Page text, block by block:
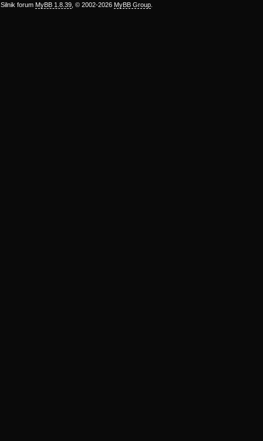
Silnik forum MyBB 1.8.39 , © 2002-2026 MyBB Group